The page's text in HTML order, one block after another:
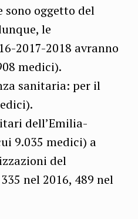
sono oggetto del
le
2017-2018 avranno
medici).
sanitaria: per il
dell’Emilia-
9.035 medici) a
del
nel 2016, 489 nel